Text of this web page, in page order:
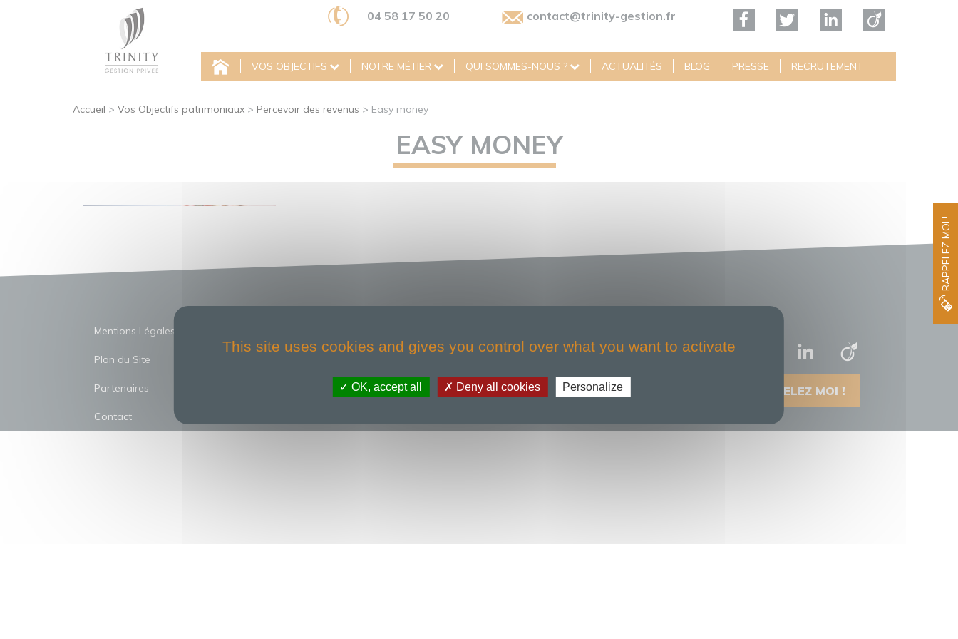
RAPPELEZ MOI !
04 58 17 50 20 contact@trinity-gestion.fr
VOS OBJECTIFS NOTRE MÉTIER QUI SOMMES-NOUS ? ACTUALITÉS BLOG PRESSE RECRUTEMENT
Accueil > Vos Objectifs patrimoniaux > Percevoir des revenus > Easy money
EASY MONEY
Mentions Légales
Plan du Site
Partenaires
Contact
RAPPELEZ MOI !
This site uses cookies and gives you control over what you want to activate
OK, accept all Deny all cookies Personalize